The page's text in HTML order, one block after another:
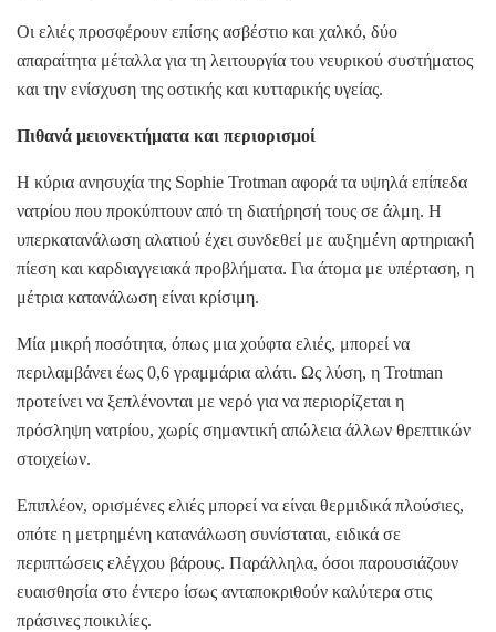
Οι ελιές προσφέρουν επίσης ασβέστιο και χαλκό, δύο
απαραίτητα μέταλλα για τη λειτουργία του νευρικού συστήματος
και την ενίσχυση της οστικής και κυτταρικής υγείας.
Πιθανά μειονεκτήματα και περιορισμοί
Η κύρια ανησυχία της Sophie Trotman αφορά τα υψηλά επίπεδα
νατρίου που προκύπτουν από τη διατήρησή τους σε άλμη. Η
υπερκατανάλωση αλατιού έχει συνδεθεί με αυξημένη αρτηριακή
πίεση και καρδιαγγειακά προβλήματα. Για άτομα με υπέρταση, η
μέτρια κατανάλωση είναι κρίσιμη.
Μία μικρή ποσότητα, όπως μια χούφτα ελιές, μπορεί να
περιλαμβάνει έως 0,6 γραμμάρια αλάτι. Ως λύση, η Trotman
προτείνει να ξεπλένονται με νερό για να περιορίζεται η
πρόσληψη νατρίου, χωρίς σημαντική απώλεια άλλων θρεπτικών
στοιχείων.
Επιπλέον, ορισμένες ελιές μπορεί να είναι θερμιδικά πλούσιες,
οπότε η μετρημένη κατανάλωση συνίσταται, ειδικά σε
περιπτώσεις ελέγχου βάρους. Παράλληλα, όσοι παρουσιάζουν
ευαισθησία στο έντερο ίσως ανταποκριθούν καλύτερα στις
πράσινες ποικιλίες.